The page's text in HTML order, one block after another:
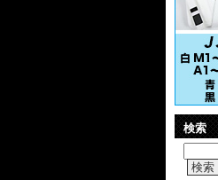
検索
検索